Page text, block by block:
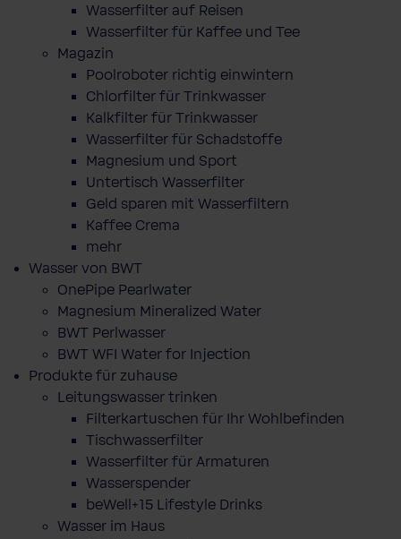
Wasserfilter auf Reisen
Wasserfilter für Kaffee und Tee
Magazin
Poolroboter richtig einwintern
Chlorfilter für Trinkwasser
Kalkfilter für Trinkwasser
Wasserfilter für Schadstoffe
Magnesium und Sport
Untertisch Wasserfilter
Geld sparen mit Wasserfiltern
Kaffee Crema
mehr
Wasser von BWT
OnePipe Pearlwater
Magnesium Mineralized Water
BWT Perlwasser
BWT WFI Water for Injection
Produkte für zuhause
Leitungswasser trinken
Filterkartuschen für Ihr Wohlbefinden
Tischwasserfilter
Wasserfilter für Armaturen
Wasserspender
beWell+15 Lifestyle Drinks
Wasser im Haus